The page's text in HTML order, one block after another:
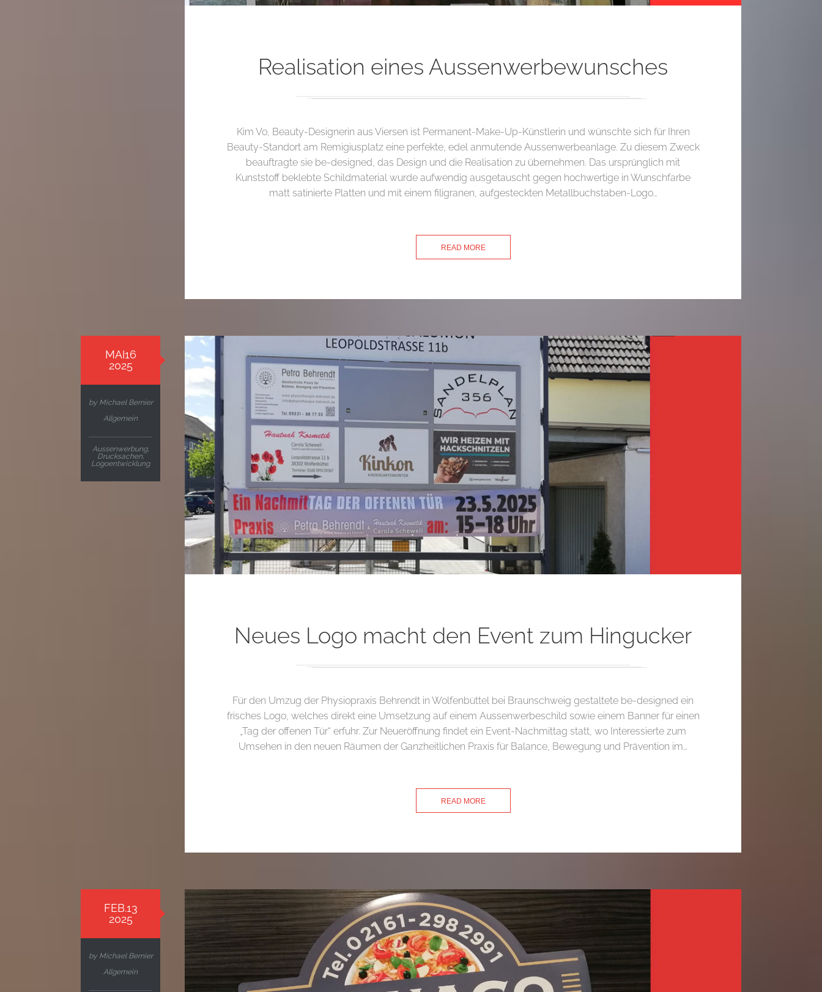
Realisation eines Aussenwerbewunsches
Kim Vo, Beauty-Designerin aus Viersen ist Permanent-Make-Up-Künstlerin und wünschte sich für Ihren
Beauty-Standort am Remigiusplatz eine perfekte, edel anmutende Aussenwerbeanlage. Zu diesem Zweck
beauftragte sie be-designed, das Design und die Realisation zu übernehmen. Das ursprünglich mit
Kunststoff beklebte Schildmaterial wurde aufwendig ausgetauscht gegen hochwertige in Wunschfarbe
matt satinierte Platten und mit einem filigranen, aufgesteckten Metallbuchstaben-Logo…
READ MORE
MAI16
2025
by Michael Bernier
Allgemein
Aussenwerbung,
Drucksachen,
Logoentwicklung
Neues Logo macht den Event zum Hingucker
Für den Umzug der Physiopraxis Behrendt in Wolfenbüttel bei Braunschweig gestaltete be-designed ein
frisches Logo, welches direkt eine Umsetzung auf einem Aussenwerbeschild sowie einem Banner für einen
„Tag der offenen Tür“ erfuhr. Zur Neueröffnung findet ein Event-Nachmittag statt, wo Interessierte zum
Umsehen in den neuen Räumen der Ganzheitlichen Praxis für Balance, Bewegung und Prävention im…
READ MORE
FEB.13
2025
by Michael Bernier
Allgemein